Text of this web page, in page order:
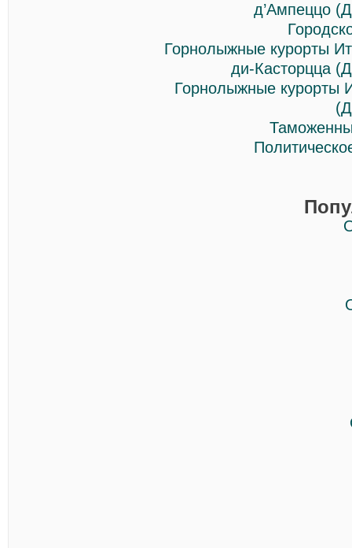
д’Ампеццо
Горнолыжные курорты
ди-Касторцца
Горнолыжные курорты